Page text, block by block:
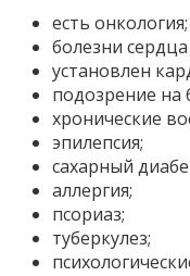
есть онкология;
болезни
установлен
подозрение на
хронические
эпилепсия;
сахарный
аллергия;
псориаз;
туберкулез;